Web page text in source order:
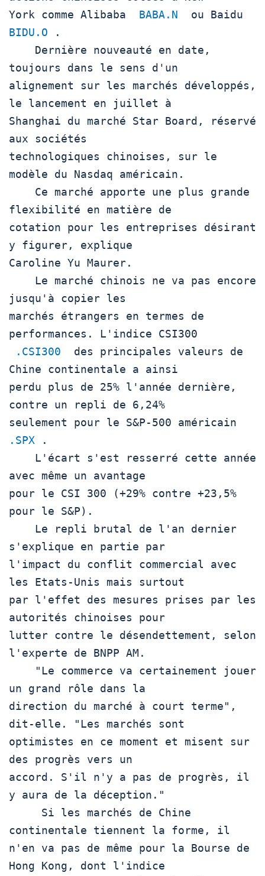
York comme Alibaba BABA.N
BIDU.O .
toujours dans le sens d'un
alignement sur les marchés développés,
le lancement en juillet à
Shanghai du marché Star Board, réservé
aux sociétés
technologiques chinoises, sur le
modèle du Nasdaq américain.
flexibilité en matière de
cotation pour les entreprises désirant
y figurer, explique
Caroline Yu Maurer.
jusqu'à copier les
marchés étrangers en termes de
performances. L'indice CSI300
.CSI300
  des principales valeurs de
Chine continentale a ainsi
perdu plus de 25% l'année dernière,
contre un repli de 6,24%
.SPX .
avec même un avantage
pour le CSI 300 (+29% contre +23,5%
pour le S&P).
s'explique en partie par
l'impact du conflit commercial avec
les Etats-Unis mais surtout
par l'effet des mesures prises par les
autorités chinoises pour
lutter contre le désendettement, selon
l'experte de BNPP AM.
un grand rôle dans la
direction du marché à court terme",
dit-elle. "Les marchés sont
optimistes en ce moment et misent sur
des progrès vers un
accord. S'il n'y a pas de progrès, il
y aura de la déception."
continentale tiennent la forme, il
n'en va pas de même pour la Bourse de
Hong Kong, dont l'indice